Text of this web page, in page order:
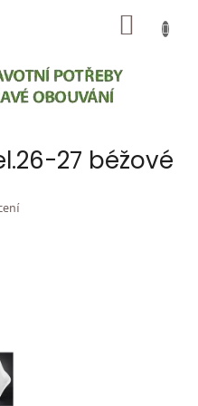
27 béžové